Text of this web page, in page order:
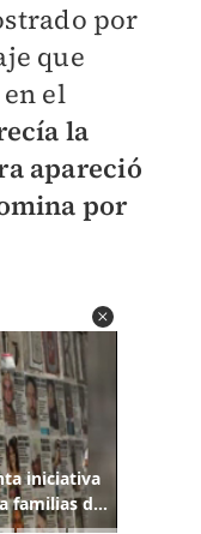
por
que
el
la
apareció
por